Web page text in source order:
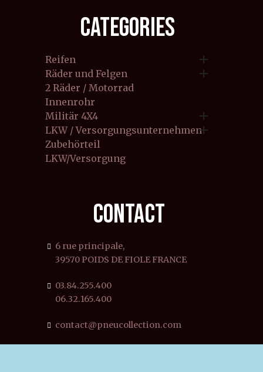
CATEGORIES
Reifen 
Räder und Felgen 
2 Räder / Motorrad
Innenrohr
Militär 4X4

LKW / Versorgungsunternehmen
Zubehörteil
LKW/Versorgung
CONTACT
6 rue principale,
39570 POIDS DE FIOLE FRANCE
03.84.255.400
06.32.165.400
contact@pneucollection.com